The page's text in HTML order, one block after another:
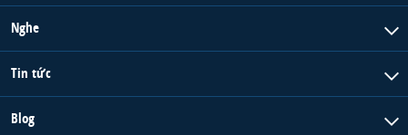
Nghe
Tin tức
Blog